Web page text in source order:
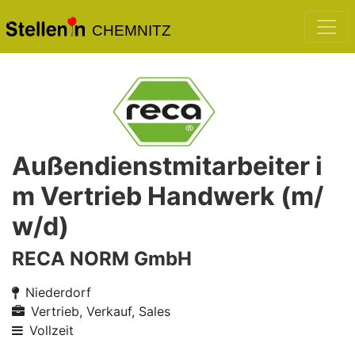
CHEMNITZ
Außendienstmitarbeiter i
m Vertrieb Handwerk (m/
w/d)
RECA NORM GmbH
Niederdorf
Vertrieb, Verkauf, Sales
Vollzeit